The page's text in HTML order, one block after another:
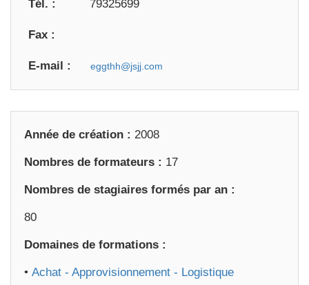
Tél. : 79325699
Fax :
E-mail :
Année de création : 2008
Nombres de formateurs : 17
Nombres de stagiaires formés par an :
80
Domaines de formations :
• Achat - Approvisionnement - Logistique